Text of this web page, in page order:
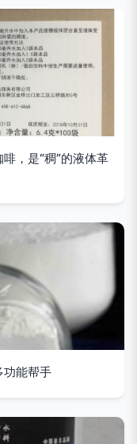
，是“稠”的液体革
功能帮手